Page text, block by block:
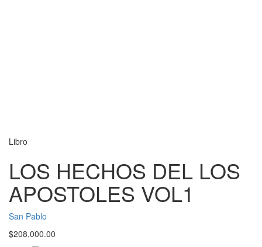
Libro
LOS HECHOS DEL LOS
APOSTOLES VOL1
San Pablo
$208,000.00